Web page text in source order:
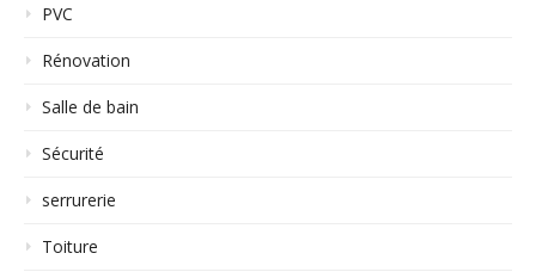
PVC
Rénovation
Salle de bain
Sécurité
serrurerie
Toiture